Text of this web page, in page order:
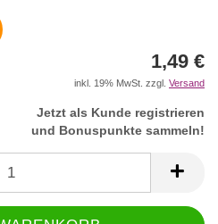
1,49 €
inkl. 19% MwSt. zzgl. Versand
Jetzt als Kunde registrieren
und Bonuspunkte sammeln!